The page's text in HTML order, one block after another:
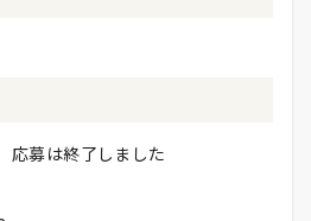
応募は終了しました